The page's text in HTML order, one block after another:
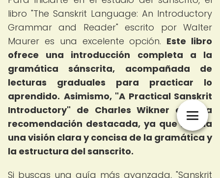
libro "The Sanskrit Language: An Introductory
Grammar and Reader" escrito por Walter
Maurer es una excelente opción. Este libro
ofrece una introducción completa a la
gramática sánscrita, acompañada de
lecturas graduales para practicar lo
aprendido. Asimismo, "A Practical Sanskrit
Introductory" de Charles Wikner es otra
recomendación destacada, ya que brinda
una visión clara y concisa de la gramática y
la estructura del sanscrito.
Si buscas una guía más avanzada, "Sanskrit